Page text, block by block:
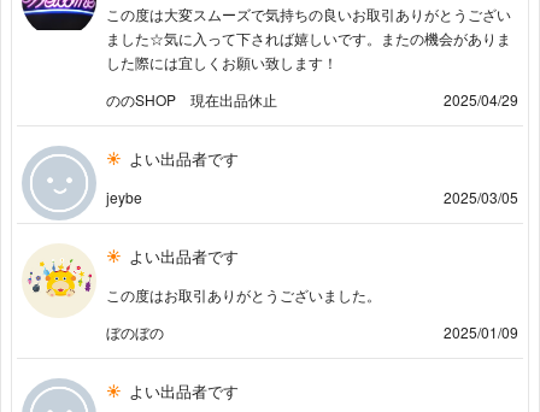
この度は大変スムーズで気持ちの良いお取引ありがとうござい
ました☆気に入って下されば嬉しいです。またの機会がありま
した際には宜しくお願い致します！
ののSHOP 現在出品休止
2025/04/29
よい出品者です
jeybe 2025/03/05
よい出品者です
この度はお取引ありがとうございました。
ぼのぼの
2025/01/09
よい出品者です